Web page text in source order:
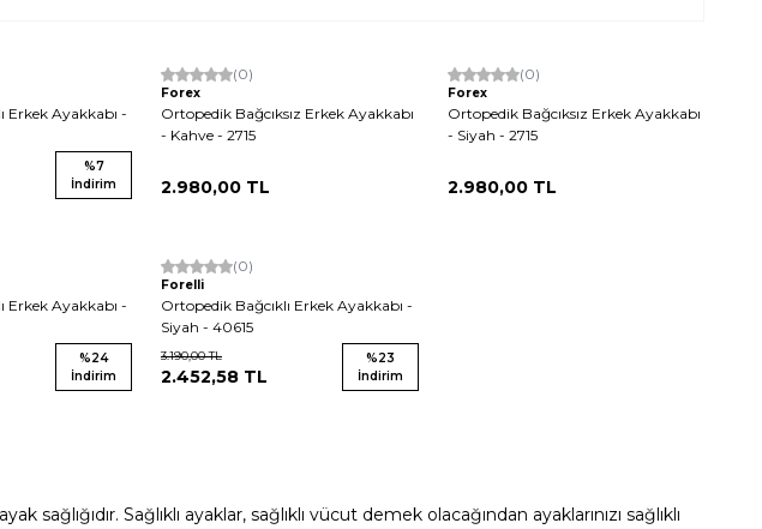
Erkek Ayakkabı -
%7
İndirim
Yeni (0)
Forex
Ortopedik Bağcıksız Erkek Ayakkabı
- Kahve - 2715
2.980,00 TL
Yeni (0)
Forex
Ortopedik Bağcıksız Erkek Ayakkabı
- Siyah - 2715
2.980,00TL
Erkek Ayakkabı -
%24
İndirim
(0)
Forelli
Ortopedik Bağcıklı Erkek Ayakkabı -
Siyah - 40615
3.190,00TL
2.452,58 TL
%23
İndirim
sağlığıdır. Sağlıklı ayaklar, sağlıklı vücut demek olacağından ayaklarınızı sağlıklı